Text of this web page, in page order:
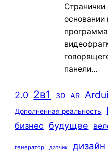
основании
панели…
2.0 2в1 3D AR
Дополненная реальность
бизнес будущее
генератор датчик дизайн